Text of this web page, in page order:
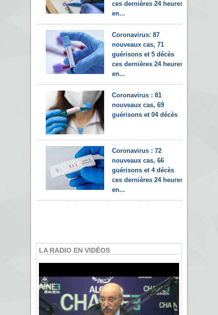
ces dernières 24 heures
en...
Coronavirus: 87
nouveaux cas, 71
guérisons et 5 décès
ces dernières 24 heures
en...
Coronavirus : 81
nouveaux cas, 69
guérisons et 04 décès
Coronavirus : 72
nouveaux cas, 66
guérisons et 4 décès
ces dernières 24 heures
en...
LA RADIO EN VIDÉOS